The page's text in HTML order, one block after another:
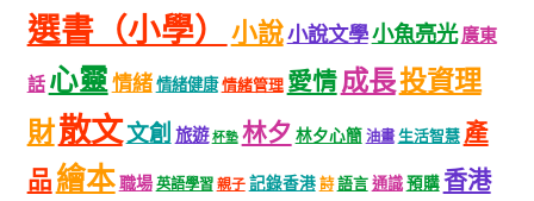
選書（小學）
小說小說文學小魚亮光 廣東
話 心靈情緒情緒健康情緒管理 愛情成長投資理
財散文文創 旅遊 杯墊 林夕 林夕心簡 油畫 生活智慧 產
品繪本職場 英語學習 親子 記錄香港 詩 語言通識預購香港